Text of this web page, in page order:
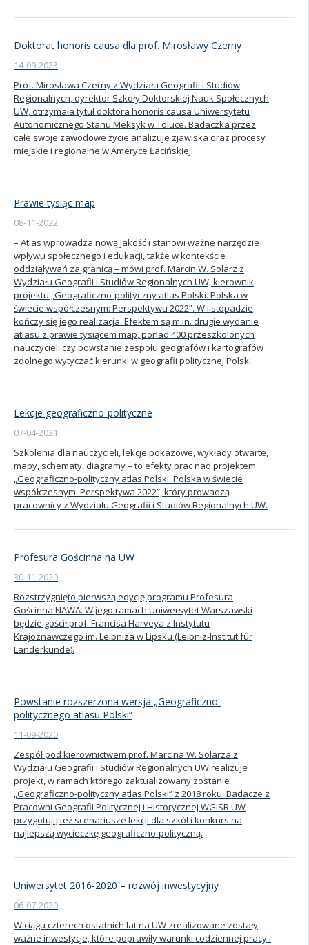
Doktorat honoris causa dla prof. Mirosławy Czerny
14-09-2023
Prof. Mirosława Czerny z Wydziału Geografii i Studiów
Regionalnych, dyrektor Szkoły Doktorskiej Nauk Społecznych
UW, otrzymała tytuł doktora honoris causa Uniwersytetu
Autonomicznego Stanu Meksyk w Toluce. Badaczka przez
całe swoje zawodowe życie analizuje zjawiska oraz procesy
miejskie i regionalne w Ameryce Łacińskiej.
Prawie tysiąc map
08-11-2022
– Atlas wprowadza nową jakość i stanowi ważne narzędzie
wpływu społecznego i edukacji, także w kontekście
oddziaływań za granicą – mówi prof. Marcin W. Solarz z
Wydziału Geografii i Studiów Regionalnych UW, kierownik
projektu „Geograficzno-polityczny atlas Polski. Polska w
świecie współczesnym: Perspektywa 2022”. W listopadzie
kończy się jego realizacja. Efektem są m.in. drugie wydanie
atlasu z prawie tysiącem map, ponad 400 przeszkolonych
nauczycieli czy powstanie zespołu geografów i kartografów
zdolnego wytyczać kierunki w geografii politycznej Polski.
Lekcje geograficzno-polityczne
07-04-2021
Szkolenia dla nauczycieli, lekcje pokazowe, wykłady otwarte,
mapy, schematy, diagramy – to efekty prac nad projektem
„Geograficzno-polityczny atlas Polski. Polska w świecie
współczesnym: Perspektywa 2022”, który prowadzą
pracownicy z Wydziału Geografii i Studiów Regionalnych UW.
Profesura Gościnna na UW
30-11-2020
Rozstrzygnięto pierwszą edycję programu Profesura
Gościnna NAWA. W jego ramach Uniwersytet Warszawski
będzie gościł prof. Francisa Harveya z Instytutu
Krajoznawczego im. Leibniza w Lipsku (Leibniz-Institut für
Länderkunde).
Powstanie rozszerzona wersja „Geograficzno-
politycznego atlasu Polski”
11-09-2020
Zespół pod kierownictwem prof. Marcina W. Solarza z
Wydziału Geografii i Studiów Regionalnych UW realizuje
projekt, w ramach którego zaktualizowany zostanie
„Geograficzno-polityczny atlas Polski” z 2018 roku. Badacze z
Pracowni Geografii Politycznej i Historycznej WGiSR UW
przygotują też scenariusze lekcji dla szkół i konkurs na
najlepszą wycieczkę geograficzno-polityczną.
Uniwersytet 2016-2020 – rozwój inwestycyjny
06-07-2020
W ciągu czterech ostatnich lat na UW zrealizowane zostały
ważne inwestycje, które poprawiły warunki codziennej pracy i